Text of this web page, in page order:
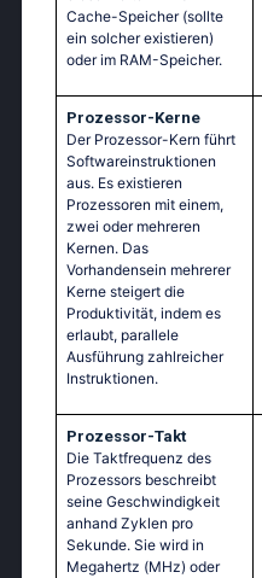
Cache-Speicher (sollte
ein solcher existieren)
oder im RAM-Speicher.
Prozessor-Kerne
Der Prozessor-Kern führt
Softwareinstruktionen
aus. Es existieren
Prozessoren mit einem,
zwei oder mehreren
Kernen. Das
Vorhandensein mehrerer
Kerne steigert die
Produktivität, indem es
erlaubt, parallele
Ausführung zahlreicher
Instruktionen.
Prozessor-Takt
Die Taktfrequenz des
Prozessors beschreibt
seine Geschwindigkeit
anhand Zyklen pro
Sekunde. Sie wird in
Megahertz (MHz) oder